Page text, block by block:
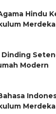
Hindu
Merdeka
Dinding
Modern
Merdeka